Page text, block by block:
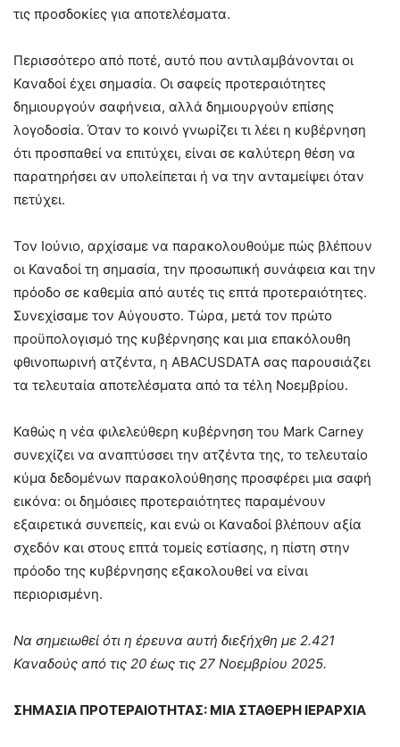
τις προσδοκίες για αποτελέσματα.
Περισσότερο από ποτέ, αυτό που αντιλαμβάνονται οι
Καναδοί έχει σημασία. Οι σαφείς προτεραιότητες
δημιουργούν σαφήνεια, αλλά δημιουργούν επίσης
λογοδοσία. Όταν το κοινό γνωρίζει τι λέει η κυβέρνηση
ότι προσπαθεί να επιτύχει, είναι σε καλύτερη θέση να
παρατηρήσει αν υπολείπεται ή να την ανταμείψει όταν
πετύχει.
Τον Ιούνιο, αρχίσαμε να παρακολουθούμε πώς βλέπουν
οι Καναδοί τη σημασία, την προσωπική συνάφεια και την
πρόοδο σε καθεμία από αυτές τις επτά προτεραιότητες.
Συνεχίσαμε τον Αύγουστο. Τώρα, μετά τον πρώτο
προϋπολογισμό της κυβέρνησης και μια επακόλουθη
φθινοπωρινή ατζέντα, η ABACUSDATA σας παρουσιάζει
τα τελευταία αποτελέσματα από τα τέλη Νοεμβρίου.
Καθώς η νέα φιλελεύθερη κυβέρνηση του Mark Carney
συνεχίζει να αναπτύσσει την ατζέντα της, το τελευταίο
κύμα δεδομένων παρακολούθησης προσφέρει μια σαφή
εικόνα: οι δημόσιες προτεραιότητες παραμένουν
εξαιρετικά συνεπείς, και ενώ οι Καναδοί βλέπουν αξία
σχεδόν και στους επτά τομείς εστίασης, η πίστη στην
πρόοδο της κυβέρνησης εξακολουθεί να είναι
περιορισμένη.
Να σημειωθεί ότι η έρευνα αυτή διεξήχθη με 2.421
Καναδούς από τις 20 έως τις 27 Νοεμβρίου 2025.
ΣΗΜΑΣΙΑ ΠΡΟΤΕΡΑΙΟΤΗΤΑΣ: ΜΙΑ ΣΤΑΘΕΡΗ ΙΕΡΑΡΧΙΑ